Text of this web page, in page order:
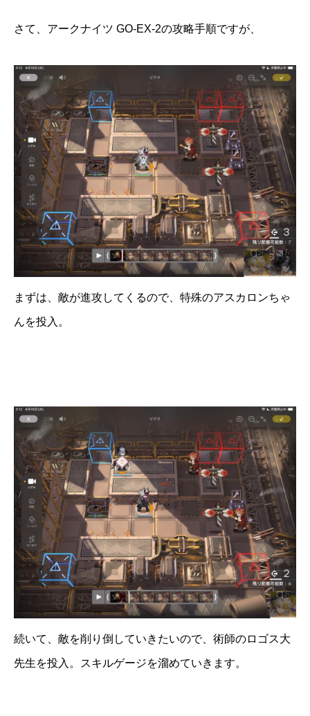
さて、アークナイツ GO-EX-2の攻略手順ですが、
まずは、敵が進攻してくるので、特殊のアスカロンちゃ
んを投入。
続いて、敵を削り倒していきたいので、術師のロゴス大
先生を投入。スキルゲージを溜めていきます。